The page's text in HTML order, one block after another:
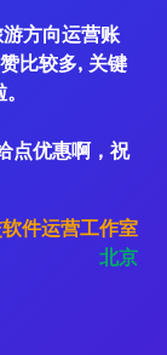
方向运营账
比较多, 关键
点优惠啊，祝
件运营工作室
北京